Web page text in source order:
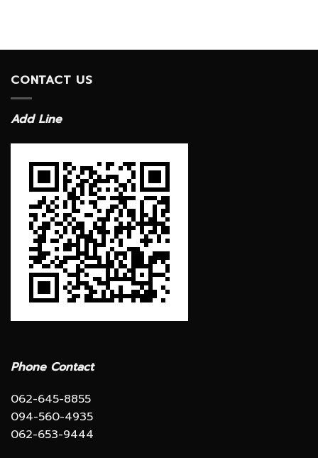
CONTACT US
Add Line
Phone Contact
062-645-8855
094-560-4935
062-653-9444